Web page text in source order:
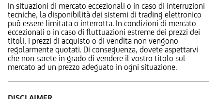
In situazioni di mercato eccezionali o in caso di interruzioni
tecniche, la disponibilità dei sistemi di trading elettronico
può essere limitata o interrotta. In condizioni di mercato
eccezionali o in caso di fluttuazioni estreme dei prezzi dei
titoli, i prezzi di acquisto o di vendita non vengono
regolarmente quotati. Di conseguenza, dovete aspettarvi
che non sarete in grado di vendere il vostro titolo sul
mercato ad un prezzo adeguato in ogni situazione.